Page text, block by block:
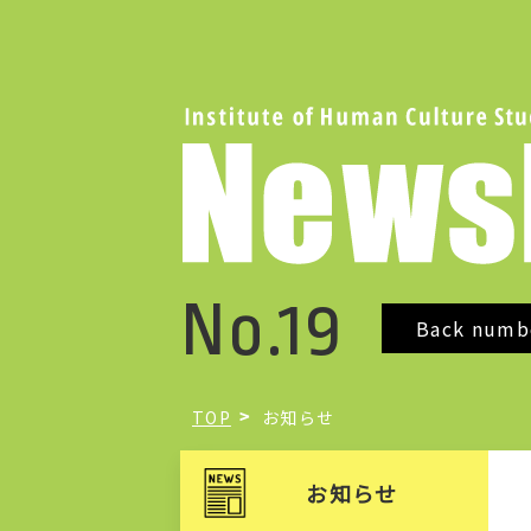
No.19 Back
TOP お知らせ
お知らせ